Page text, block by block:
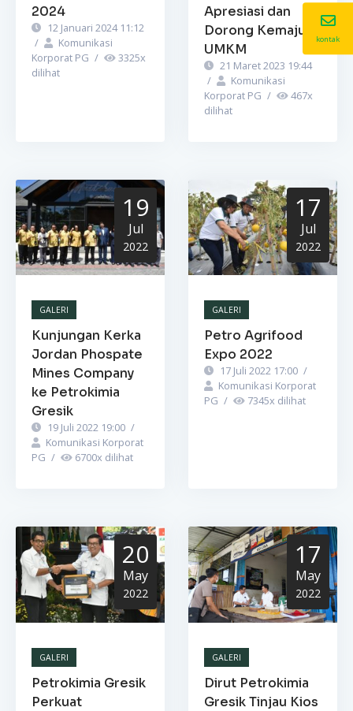
2024
12 Januari 2024 11:12
/
Komunikasi
Korporat PG / 3325x
dilihat
Apresiasi dan
Dorong Kemajuan
UMKM
21 Maret 2023 19:44
/
Komunikasi
Korporat PG / 467x
dilihat
19
Jul
2022
GALERI
Kunjungan Kerka
Jordan Phospate
Mines Company
ke Petrokimia
Gresik
19 Juli 2022 19:00 /
Komunikasi Korporat
PG / 6700x dilihat
17
Jul
2022
GALERI
Petro Agrifood
Expo 2022
17 Juli 2022 17:00 /
Komunikasi Korporat
PG / 7345x dilihat
20
May
2022
GALERI
Petrokimia Gresik
Perkuat
17
May
2022
GALERI
Dirut Petrokimia
Gresik Tinjau Kios
kontak